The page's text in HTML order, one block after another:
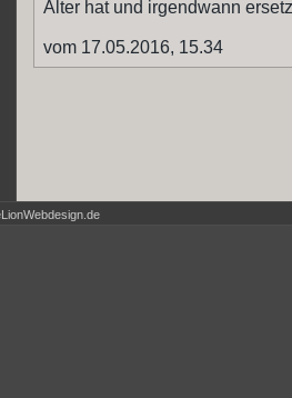
Alter hat und irgendwann
vom 17.05.2016, 15.34